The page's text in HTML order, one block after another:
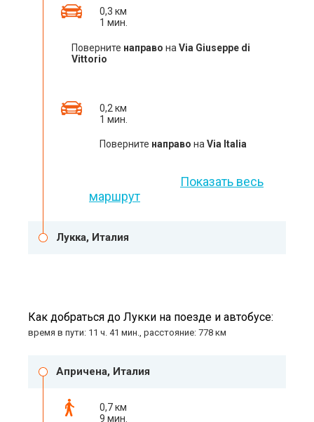
0,3 км
1 мин.
Поверните направо на Via Giuseppe di
Vittorio
0,2 км
1 мин.
Поверните направо на Via Italia
Показать весь
маршрут
Лукка, Италия
Как добраться до Лукки на поезде и автобусе:
время в пути: 11 ч. 41 мин., расстояние: 778 км
Апричена, Италия
0,7 км
9 мин.